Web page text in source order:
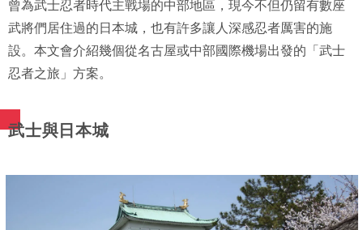
曾為武士忍者時代主戰場的中部地區，現今不但仍留有數座
武將們居住過的日本城，也有許多讓人深感忍者厲害的施
設。本文會介紹幾個從名古屋或中部國際機場出發的「武士
忍者之旅」方案。
武士與日本城